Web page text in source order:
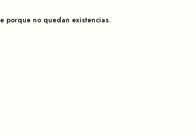
porque no quedan existencias.